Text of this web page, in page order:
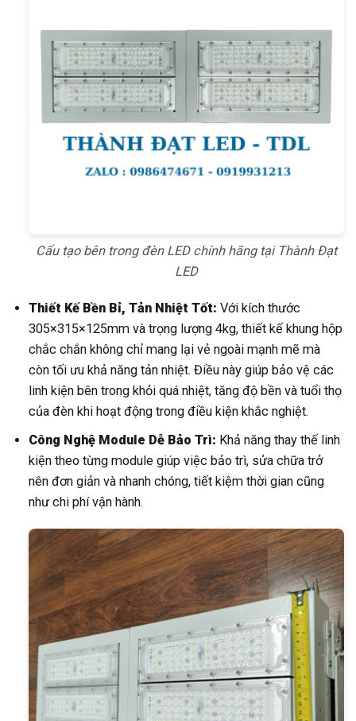
Cấu tạo bên trong đèn LED chính hãng tại Thành Đạt
LED
Thiết Kế Bền Bỉ, Tản Nhiệt Tốt: Với kích thước
305×315×125mm và trọng lượng 4kg, thiết kế khung hộp
chắc chắn không chỉ mang lại vẻ ngoài mạnh mẽ mà
còn tối ưu khả năng tản nhiệt. Điều này giúp bảo vệ các
linh kiện bên trong khỏi quá nhiệt, tăng độ bền và tuổi thọ
của đèn khi hoạt động trong điều kiện khắc nghiệt.
Công Nghệ Module Dễ Bảo Trì: Khả năng thay thế linh
kiện theo từng module giúp việc bảo trì, sửa chữa trở
nên đơn giản và nhanh chóng, tiết kiệm thời gian cũng
như chi phí vận hành.